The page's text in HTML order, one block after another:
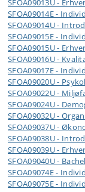
SFOA09013U -
SFOA09014E -
SFOA09014U -
SFOA09015E -
SFOA09015U -
SFOA09016U -
SFOA09017E -
SFOA09020U -
SFOA09022U -
SFOA09024U -
SFOA09032U -
SFOA09037U -
SFOA09038U -
SFOA09039U -
SFOA09040U -
SFOA09074E -
SFOA09075E -